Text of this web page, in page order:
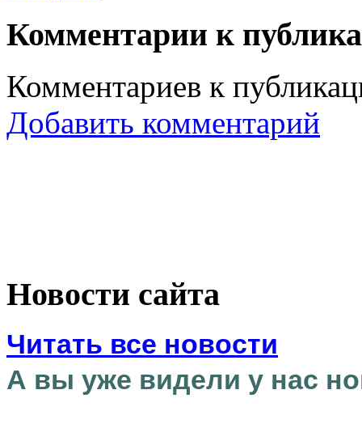
Комментарии к
Комментариев к
Добавить комментарий
Новости сайта
Читать все новости
А вы уже видели у нас